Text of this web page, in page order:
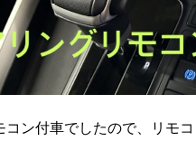
コン付車でしたので、リモ